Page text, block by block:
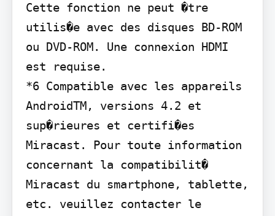
Cette fonction ne peut �tre
utilis�e avec des disques BD-ROM
ou DVD-ROM. Une connexion HDMI
est requise.
*6 Compatible avec les appareils
AndroidTM, versions 4.2 et
sup�rieures et certifi�es
Miracast. Pour toute information
concernant la compatibilit�
Miracast du smartphone, tablette,
etc. veuillez contacter le